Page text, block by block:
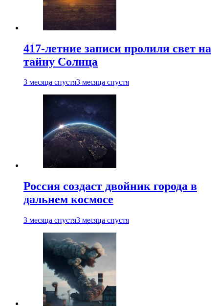
417-летние записи пролили свет на
тайну Солнца
3 месяца спустя3 месяца спустя
Россия создаст двойник города в
дальнем космосе
3 месяца спустя3 месяца спустя